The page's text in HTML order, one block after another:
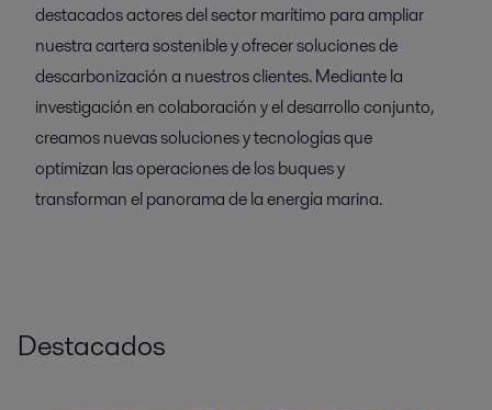
destacados actores del sector marítimo para ampliar
nuestra cartera sostenible y ofrecer soluciones de
descarbonización a nuestros clientes. Mediante la
investigación en colaboración y el desarrollo conjunto,
creamos nuevas soluciones y tecnologías que
optimizan las operaciones de los buques y
transforman el panorama de la energía marina.
Destacados